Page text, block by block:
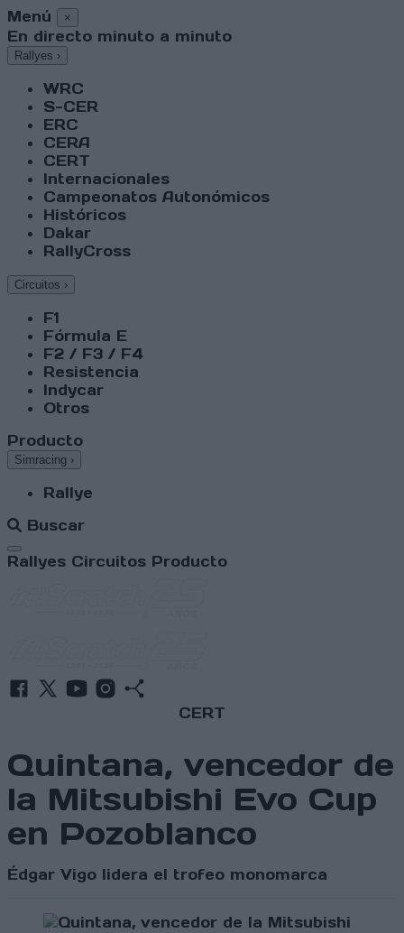
Menú ×
En directo minuto a minuto
Rallyes ›
WRC
S-CER
ERC
CERA
CERT
Internacionales
Campeonatos Autonómicos
Históricos
Dakar
RallyCross
Circuitos ›
F1
Fórmula E
F2 / F3 / F4
Resistencia
Indycar
Otros
Producto
Simracing ›
Rallye
Buscar
Abrir menú
Rallyes Circuitos Producto
CERT
Quintana, vencedor de
la Mitsubishi Evo Cup
en Pozoblanco
Édgar Vigo lidera el trofeo monomarca